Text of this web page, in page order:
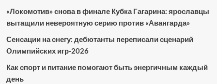
«Локомотив» снова в финале Кубка Гагарина: ярославцы
вытащили невероятную серию против «Авангарда»
Сенсации на снегу: дебютанты переписали сценарий
Олимпийских игр-2026
Как спорт и питание помогают быть энергичным каждый
день